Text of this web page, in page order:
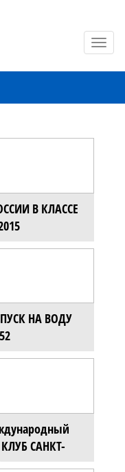
В КЛАССЕ
НА ВОДУ
САНКТ-